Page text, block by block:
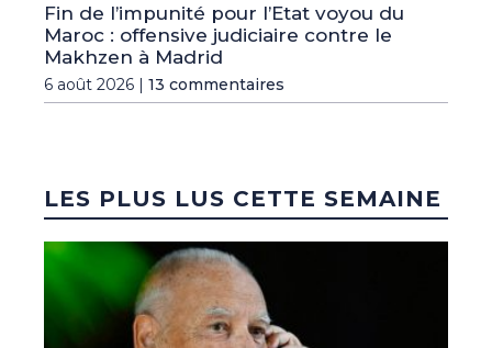
Fin de l’impunité pour l’Etat voyou du
Maroc : offensive judiciaire contre le
Makhzen à Madrid
6 août 2026 | 13 commentaires
LES PLUS LUS CETTE SEMAINE